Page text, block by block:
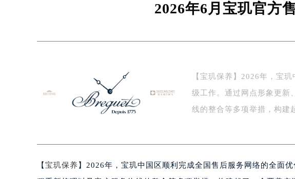
天津市和平区赤峰道136号天津国际金融中心写字楼
徐州市鼓楼区淮海东路29号苏宁广场IFC国际金融中心
扬州市邗江区国展路29号星耀天地写字楼1号楼18层
盐城市盐都区世纪大道5号盐城金融城写字楼1号楼16
金华市金东区东市南街777号金华万达广场写字楼4号
2026年6月宝玑官方
【宝玑保养】2026年，宝
级工作。通过网点形象更新
线的整合等多项举措，构建
【 宝玑保养 】2026年，宝玑中国区顺利完成全国售后服务网络的全面